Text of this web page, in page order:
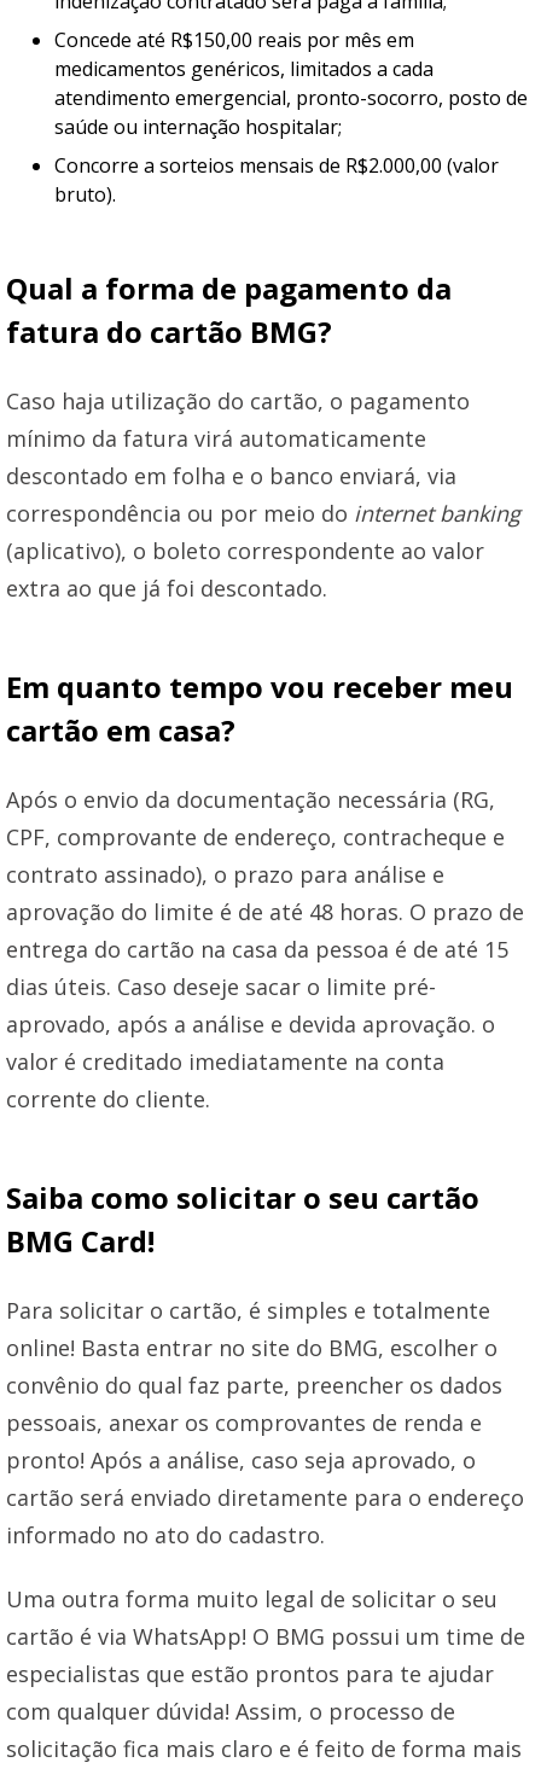
Concede até R$150,00 reais por mês em
medicamentos genéricos, limitados a cada
atendimento emergencial, pronto-socorro, posto de
saúde ou internação hospitalar;
Concorre a sorteios mensais de R$2.000,00 (valor
bruto).
Qual a forma de pagamento da
fatura do cartão BMG?
Caso haja utilização do cartão, o pagamento
mínimo da fatura virá automaticamente
descontado em folha e o banco enviará, via
correspondência ou por meio do internet banking
(aplicativo), o boleto correspondente ao valor
extra ao que já foi descontado.
Em quanto tempo vou receber meu
cartão em casa?
Após o envio da documentação necessária (RG,
CPF, comprovante de endereço, contracheque e
contrato assinado), o prazo para análise e
aprovação do limite é de até 48 horas. O prazo de
entrega do cartão na casa da pessoa é de até 15
dias úteis. Caso deseje sacar o limite pré-
aprovado, após a análise e devida aprovação. o
valor é creditado imediatamente na conta
corrente do cliente.
Saiba como solicitar o seu cartão
BMG Card!
Para solicitar o cartão, é simples e totalmente
online! Basta entrar no site do BMG, escolher o
convênio do qual faz parte, preencher os dados
pessoais, anexar os comprovantes de renda e
pronto! Após a análise, caso seja aprovado, o
cartão será enviado diretamente para o endereço
informado no ato do cadastro.
Uma outra forma muito legal de solicitar o seu
cartão é via WhatsApp! O BMG possui um time de
especialistas que estão prontos para te ajudar
com qualquer dúvida! Assim, o processo de
solicitação fica mais claro e é feito de forma mais